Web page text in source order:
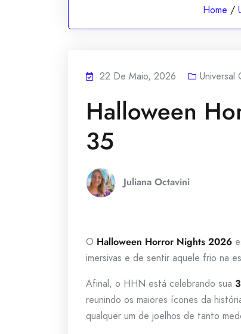
Home /
22 De Maio, 2026 Universal
Halloween
35
Juliana Octavini
O Halloween Horror Nights 2026
imersivas e de sentir aquele frio na
Afinal, o HHN está celebrando sua
reunindo os maiores ícones da
qualquer um de joelhos de tanto